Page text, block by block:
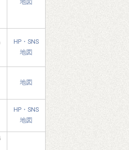
地図
HP・SNS
地図
地図
HP・SNS
地図